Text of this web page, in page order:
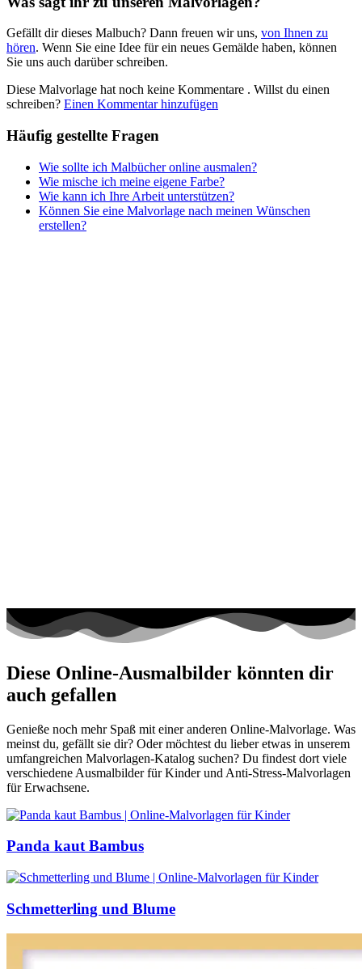
Nezaradené
Unkategorisiert
Gefällt dir dieses Malbuch? Dann freuen wir uns, von Ihnen zu
hören. Wenn Sie eine Idee für ein neues Gemälde haben, können
Sie uns auch darüber schreiben.
Diese Malvorlage hat noch keine Kommentare . Willst du einen
schreiben? Einen Kommentar hinzufügen
Häufig gestellte Fragen
Wie sollte ich Malbücher online ausmalen?
Wie mische ich meine eigene Farbe?
Wie kann ich Ihre Arbeit unterstützen?
Können Sie eine Malvorlage nach meinen Wünschen
erstellen?
Diese Online-Ausmalbilder könnten dir
auch gefallen
Genieße noch mehr Spaß mit einer anderen Online-Malvorlage. Was
meinst du, gefällt sie dir? Oder möchtest du lieber etwas in unserem
umfangreichen Malvorlagen-Katalog suchen? Du findest dort viele
verschiedene Ausmalbilder für Kinder und Anti-Stress-Malvorlagen
für Erwachsene.
Panda kaut Bambus
Schmetterling und Blume